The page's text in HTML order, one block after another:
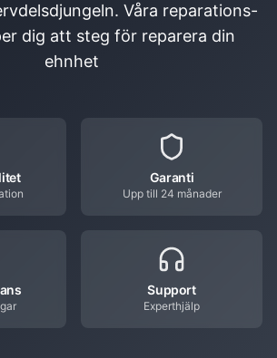
Våra reparations-
dig att steg för reparera din
ehnhet
Garanti
Upp till 24 månader
Support
Experthjälp